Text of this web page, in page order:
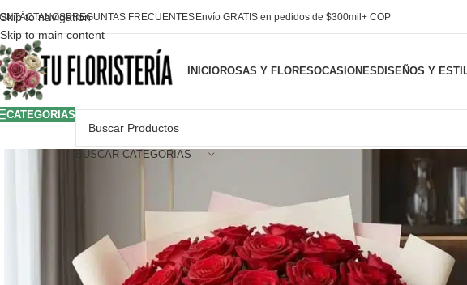
Skip to navigation
Skip to main content
PREGUNTAS FRECUENTESEnvío GRATIS en pedidos de $300mil+ COP
INICIOROSAS Y FLORESOCASIONESDISEÑOS Y
CATEGORIAS
BUSCAR CATEGORIAS